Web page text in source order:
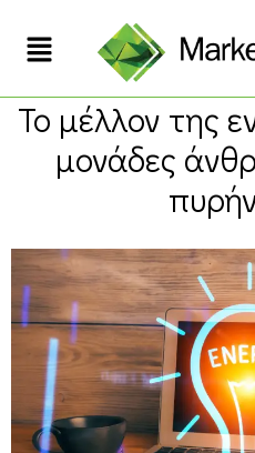
Το μέλλον της
μονάδες